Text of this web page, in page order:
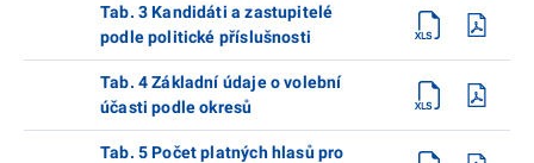
Tab. 3 Kandidáti a zastupitelé
podle politické příslušnosti
Tab. 4 Základní údaje o volební
účasti podle okresů
Tab. 5 Počet platných hlasů pro